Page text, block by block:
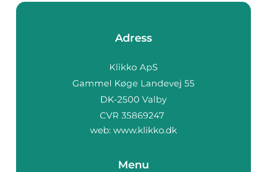
Adress
web: www.klikko.dk
Menu